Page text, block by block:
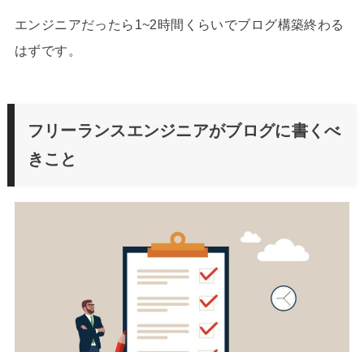
エンジニアだったら1~2時間くらいでブログ構築終わる
はずです。
フリーランスエンジニアがブログに書くべ
きこと